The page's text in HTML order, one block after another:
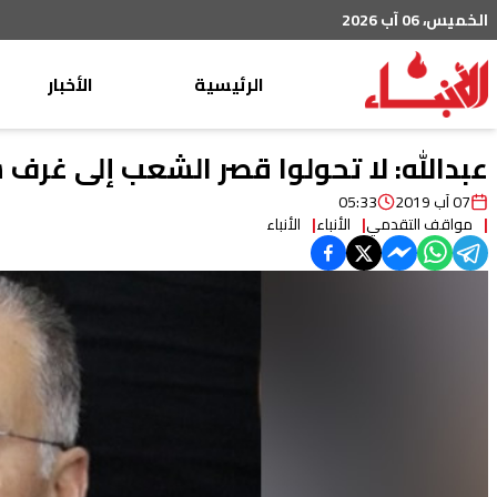
الخميس، 06 آب 2026
الرئيسية
الأخبار
محليات
عربي دولي
خاص
ثقافة ومجتمع
عبدالله: لا تحولوا قصر الشعب إلى
07 آب 2019 05:33
مواقف التقدمي الأنباء الأنباء